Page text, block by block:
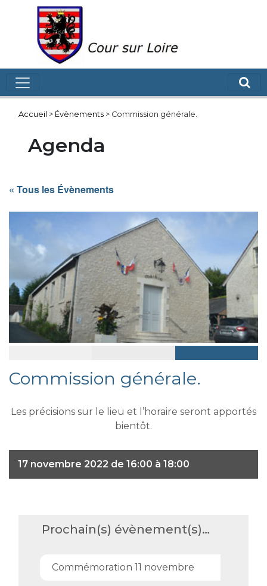
Accueil > Évènements > Commission générale.
Agenda
« Tous les Évènements
Commission générale.
Les précisions sur le lieu et l’horaire seront apportés
bientôt.
17 novembre 2022 de 16:00 à 18:00
Prochain(s) évènement(s)…
Commémoration 11 novembre